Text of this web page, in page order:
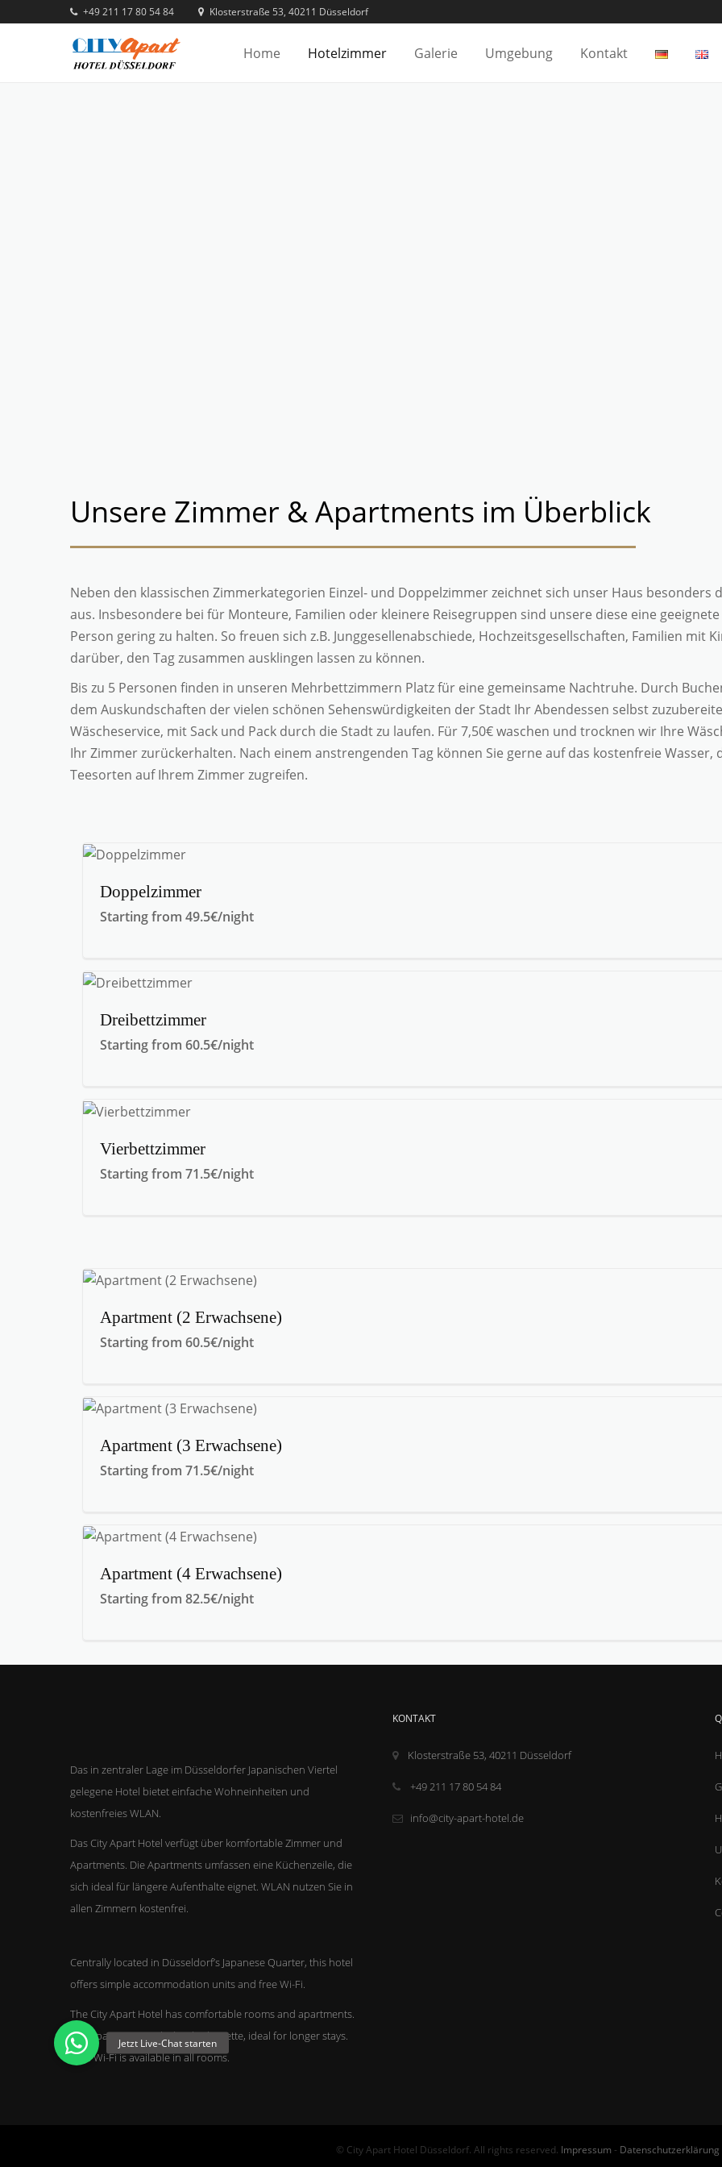
+49 211 17 80 54 84 Klosterstraße 53, 40211 Düsseldorf
Home Hotelzimmer Galerie Umgebung Kontakt
Unsere Zimmer & Apartments im Überblick
Neben den klassischen Zimmerkategorien Einzel- und Doppelzimmer zeichnet sich unser Haus
aus. Insbesondere bei für Monteure, Familien oder kleinere Reisegruppen sind unsere diese eine
Person gering zu halten. So freuen sich z.B. Junggesellenabschiede, Hochzeitsgesellschaften, Familien mit
darüber, den Tag zusammen ausklingen lassen zu können.
Bis zu 5 Personen finden in unseren Mehrbettzimmern Platz für eine gemeinsame Nachtruhe. Durch
dem Auskundschaften der vielen schönen Sehenswürdigkeiten der Stadt Ihr Abendessen selbst
Wäscheservice, mit Sack und Pack durch die Stadt zu laufen. Für 7,50€ waschen und trocknen wir Ihre
Ihr Zimmer zurückerhalten. Nach einem anstrengenden Tag können Sie gerne auf das kostenfreie
Teesorten auf Ihrem Zimmer zugreifen.
Doppelzimmer
Starting from 49.5€/night
Dreibettzimmer
Starting from 60.5€/night
Vierbettzimmer
Starting from 71.5€/night
Apartment (2 Erwachsene)
Starting from 60.5€/night
Apartment (3 Erwachsene)
Starting from 71.5€/night
Apartment (4 Erwachsene)
Starting from 82.5€/night
Das in zentraler Lage im Düsseldorfer Japanischen Viertel
gelegene Hotel bietet einfache Wohneinheiten und
kostenfreies WLAN.
Das City Apart Hotel verfügt über komfortable Zimmer und
Apartments. Die Apartments umfassen eine Küchenzeile, die
sich ideal für längere Aufenthalte eignet. WLAN nutzen Sie in
allen Zimmern kostenfrei.
Centrally located in Düsseldorf’s Japanese Quarter, this hotel
offers simple accommodation units and free Wi-Fi.
The City Apart Hotel has comfortable rooms and apartments.
The apartments include a kitchenette, ideal for longer stays.
Free Wi-Fi is available in all rooms.
KONTAKT
Klosterstraße 53, 40211 Düsseldorf
+49 211 17 80 54 84
info@city-apart-hotel.de
© City Apart Hotel Düsseldorf. All rights reserved. Impressum - Datenschutzerklärung